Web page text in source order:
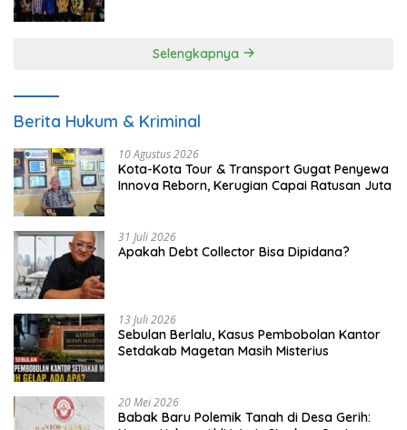
Selengkapnya
Berita Hukum & Kriminal
10 Agustus 2026
Kota-Kota Tour & Transport Gugat Penyewa
Innova Reborn, Kerugian Capai Ratusan Juta
31 Juli 2026
Apakah Debt Collector Bisa Dipidana?
13 Juli 2026
Sebulan Berlalu, Kasus Pembobolan Kantor
Setdakab Magetan Masih Misterius
20 Mei 2026
Babak Baru Polemik Tanah di Desa Gerih: